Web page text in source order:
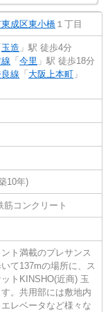
成区東小橋 １丁目
玉造 」駅 徒歩4分
「 今里 」駅 徒歩18分
線 「 大阪上本町 」
10年)
筋コンクリート
ト満載のプレサンス
て137mの場所に、ス
トKINSHO(近商) 玉
。共用部には敷地内
レベータなど様々な